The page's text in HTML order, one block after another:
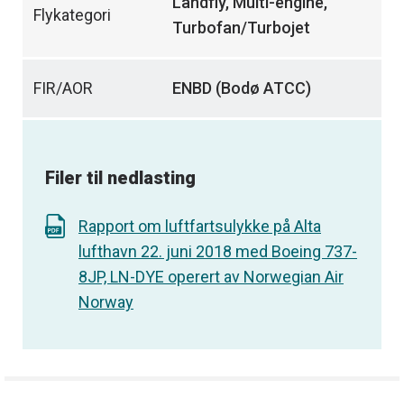
Flykategori
Turbofan/Turbojet
FIR/AOR ENBD (Bodø ATCC)
Filer til nedlasting
Rapport om luftfartsulykke på Alta
lufthavn 22. juni 2018 med Boeing 737-
8JP, LN-DYE operert av Norwegian Air
Norway